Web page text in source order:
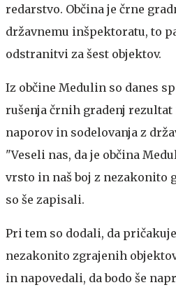
redarstvo. Občina je črne
državnemu inšpektoratu, to
odstranitvi za šest objektov.
Iz občine Medulin so danes
rušenja črnih gradenj
naporov in sodelovanja z
"Veseli nas, da je občina
vrsto in naš boj z nezakonito
so še zapisali.
Pri tem so dodali, da
nezakonito zgrajenih
in napovedali, da bodo še